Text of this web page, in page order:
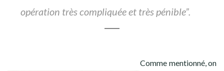
opération très compliquée et très pénible”.
Comme mentionné, on